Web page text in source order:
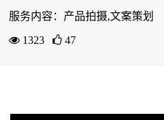
服务内容：产品拍摄,文案策划
1323 47